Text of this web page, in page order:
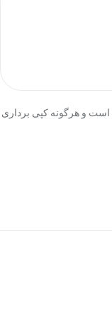
و هرگونه کپی برداری